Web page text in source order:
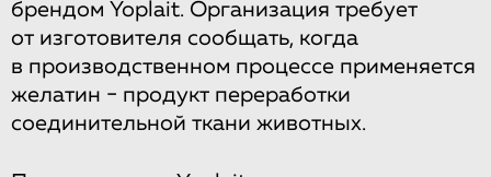
брендом Yoplait. Организация требует
от изготовителя сообщать, когда
в производственном процессе применяется
желатин − продукт переработки
соединительной ткани животных.